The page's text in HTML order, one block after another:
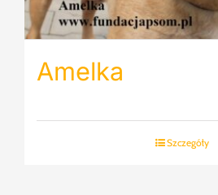
Amelka
Szczegóły